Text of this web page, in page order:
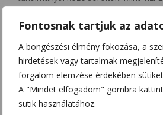
Fontosnak tartjuk az
A böngészési élmény fokozása, a
hirdetések vagy tartalmak
forgalom elemzése érdekében
A "Mindet elfogadom" gombra
sütik használatához.
Kutatóintézetében (KOKI) általa
hatóanyaga alkalmazható agyi
0